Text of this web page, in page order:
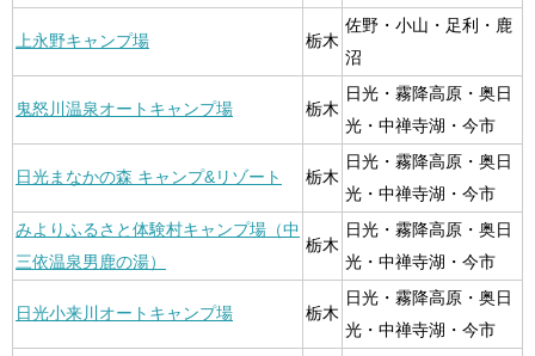
上永野キャンプ場 栃木
佐野・小山・足利・鹿
沼
鬼怒川温泉オートキャンプ場 栃木
日光・霧降高原・奥日
光・中禅寺湖・今市
日光まなかの森 キャンプ&リゾート 栃木
日光・霧降高原・奥日
光・中禅寺湖・今市
みよりふるさと体験村キャンプ場（中
三依温泉男鹿の湯）
栃木
日光・霧降高原・奥日
光・中禅寺湖・今市
日光小来川オートキャンプ場 栃木
日光・霧降高原・奥日
光・中禅寺湖・今市